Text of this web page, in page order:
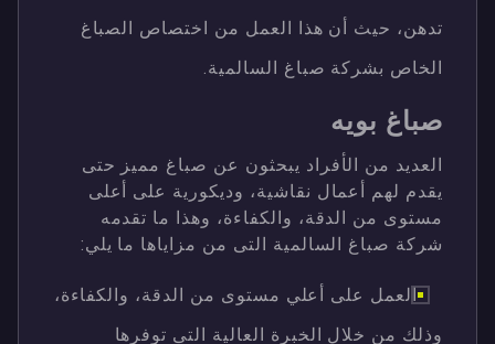
تدهن، حيث أن هذا العمل من اختصاص الصباغ
الخاص بشركة صباغ السالمية.
صباغ بويه
العديد من الأفراد يبحثون عن صباغ مميز حتى
يقدم لهم أعمال نقاشية، وديكورية على أعلى
مستوى من الدقة، والكفاءة، وهذا ما تقدمه
شركة صباغ السالمية التى من مزاياها ما يلي:
العمل على أعلي مستوى من الدقة، والكفاءة،
وذلك من خلال الخبرة العالية التى توفرها